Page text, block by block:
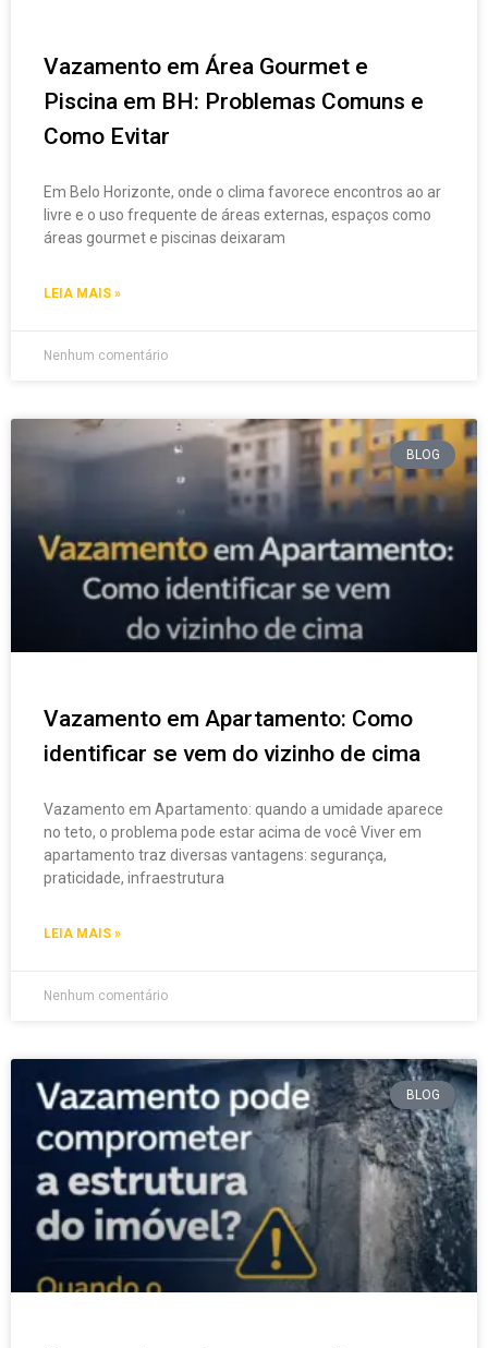
Vazamento em Área Gourmet e
Piscina em BH: Problemas Comuns e
Como Evitar
Em Belo Horizonte, onde o clima favorece encontros ao ar
livre e o uso frequente de áreas externas, espaços como
áreas gourmet e piscinas deixaram
LEIA MAIS »
Nenhum comentário
BLOG
Vazamento em Apartamento: Como
identificar se vem do vizinho de cima
Vazamento em Apartamento: quando a umidade aparece
no teto, o problema pode estar acima de você Viver em
apartamento traz diversas vantagens: segurança,
praticidade, infraestrutura
LEIA MAIS »
Nenhum comentário
BLOG